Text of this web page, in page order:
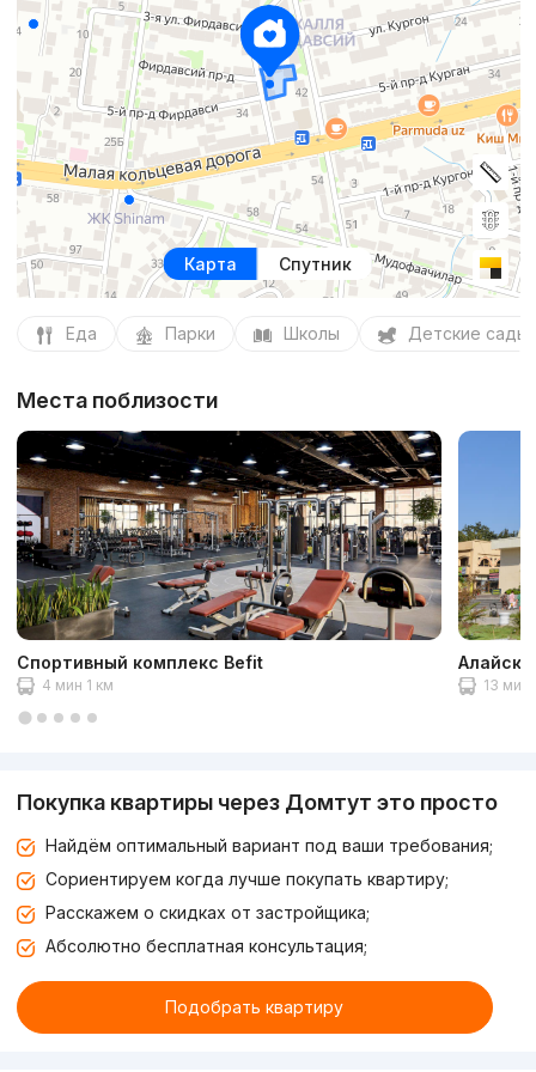
Карта Спутник
Еда Парки Школы Детские сады
Места поблизости
Спортивный комплекс Befit
4 мин 1 км 13 мин
Покупка квартиры через Домтут это просто
Найдём оптимальный вариант под ваши требования;
Сориентируем когда лучше покупать квартиру;
Расскажем о скидках от застройщика;
Абсолютно бесплатная консультация;
Подобрать квартиру